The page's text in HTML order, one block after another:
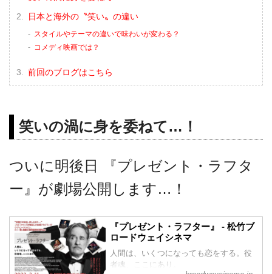
日本と海外の〝笑い〟の違い
スタイルやテーマの違いで味わいが変わる？
コメディ映画では？
前回のブログはこちら
笑いの渦に身を委ねて…！
ついに明後日 『プレゼント・ラフタ
ー』が劇場公開します…！
『プレゼント・ラフター』 - 松竹ブ
ロードウェイシネマ
人間は、いくつになっても恋をする。役
者魂、ここにあり。